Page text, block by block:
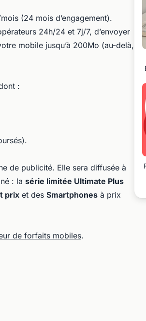
(24 mois d’engagement).
24h/24 et 7j/7, d’envoyer
mobile jusqu’à 200Mo (au-delà,
:
de publicité. Elle sera diffusée à
: la série limitée Ultimate Plus
prix et des Smartphones à prix
de forfaits mobiles.